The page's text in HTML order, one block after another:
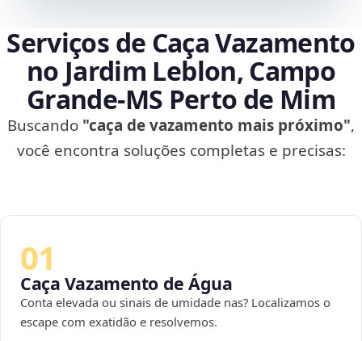
Serviços de Caça Vazamento
no Jardim Leblon, Campo
Grande‑MS Perto de Mim
Buscando "caça de vazamento mais próximo",
você encontra soluções completas e precisas:
01
Caça Vazamento de Água
Conta elevada ou sinais de umidade nas? Localizamos o
escape com exatidão e resolvemos.